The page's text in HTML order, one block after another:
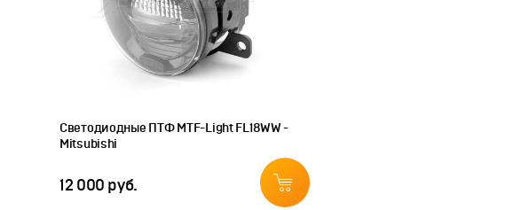
Светодиодные ПТФ MTF-Light FL18WW -
Mitsubishi
12 000 руб.